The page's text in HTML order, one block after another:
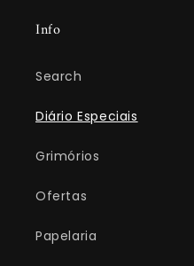
Info
Search
Diário Especiais
Grimórios
Ofertas
Papelaria